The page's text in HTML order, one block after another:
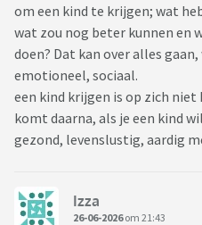
om een kind te krijgen; wat
wat zou nog beter kunnen en
doen? Dat kan over alles
emotioneel, sociaal.
een kind krijgen is op zich
komt daarna, als je een kind
gezond, levenslustig, aardig
Izza
26-06-2026om 21:43